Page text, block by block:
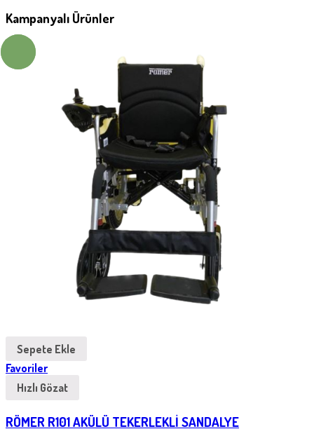
Kampanyalı Ürünler
Sepete Ekle
Favoriler
Hızlı Gözat
RÖMER R101 AKÜLÜ TEKERLEKLİ SANDALYE